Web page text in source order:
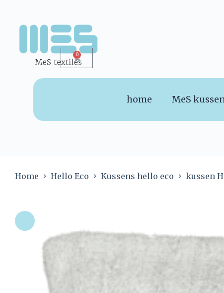
0
home MeS
Home Hello Eco Kussens hello eco kussen